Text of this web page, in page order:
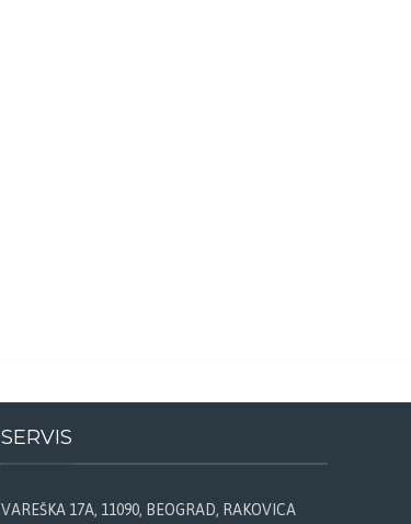
SERVIS
VAREŠKA 17A, 11090, BEOGRAD, RAKOVICA